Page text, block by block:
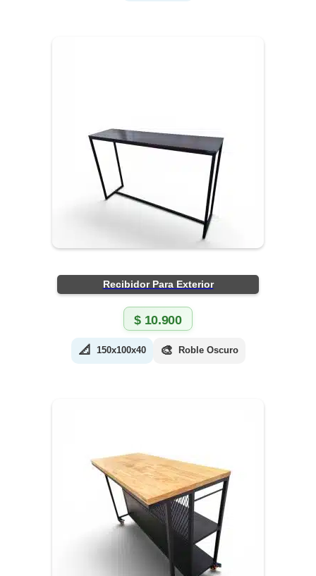
Recibidor Para Exterior
$10.900
📐 150x100x40 🎨 Roble Oscuro